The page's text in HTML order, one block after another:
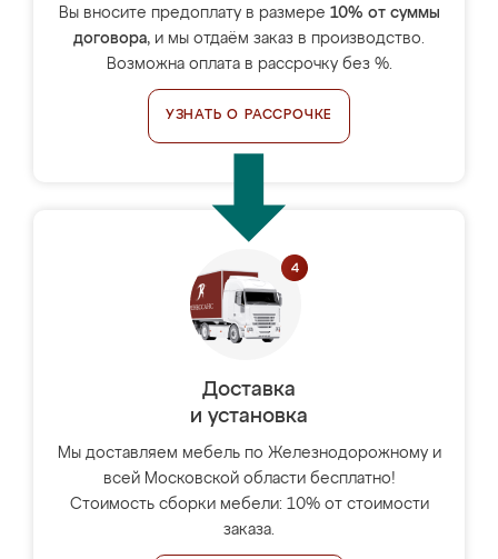
Вы вносите предоплату в размере 10% от суммы
договора, и мы отдаём заказ в производство.
Возможна оплата в рассрочку без %.
УЗНАТЬ О РАССРОЧКЕ
Доставка
и установка
Мы доставляем мебель по Железнодорожному и
всей Московской области бесплатно!
Стоимость сборки мебели: 10% от стоимости
заказа.